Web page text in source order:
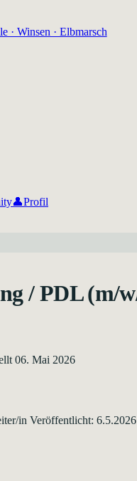
· Winsen · Elbmarsch
👤Profil
/ PDL (m/
06. Mai 2026
in Veröffentlicht: